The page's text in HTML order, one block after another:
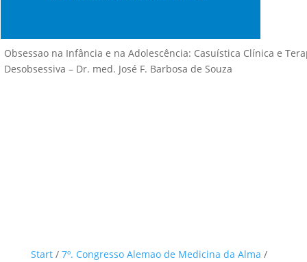
Obsessao na Infância e na Adolescência: Casuística Clínica e
Desobsessiva – Dr. med. José F. Barbosa de Souza
Start/ 7º. Congresso Alemao de Medicina da Alma /